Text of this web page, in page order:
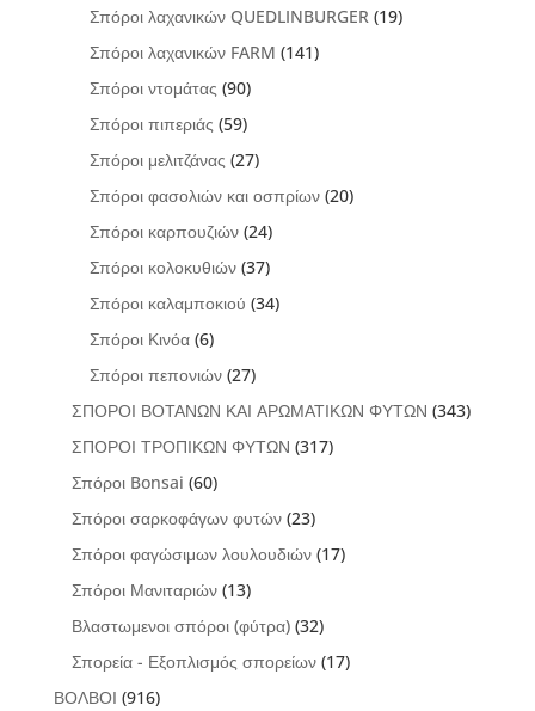
Σπόροι λαχανικών QUEDLINBURGER (19)
Σπόροι λαχανικών FARM (141)
Σπόροι ντομάτας (90)
Σπόροι πιπεριάς (59)
Σπόροι μελιτζάνας (27)
Σπόροι φασολιών και οσπρίων (20)
Σπόροι καρπουζιών (24)
Σπόροι κολοκυθιών (37)
Σπόροι καλαμποκιού (34)
Σπόροι Κινόα (6)
Σπόροι πεπονιών (27)
ΣΠΟΡΟΙ ΒΟΤΑΝΩΝ ΚΑΙ ΑΡΩΜΑΤΙΚΩΝ ΦΥΤΩΝ (343)
ΣΠΟΡΟΙ ΤΡΟΠΙΚΩΝ ΦΥΤΩΝ (317)
Σπόροι Bonsai (60)
Σπόροι σαρκοφάγων φυτών (23)
Σπόροι φαγώσιμων λουλουδιών (17)
Σπόροι Μανιταριών (13)
Βλαστωμενοι σπόροι (φύτρα) (32)
Σπορεία - Εξοπλισμός σπορείων (17)
ΒΟΛΒΟΙ (916)